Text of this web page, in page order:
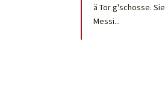
ä Tor g'schosse.
Messi...